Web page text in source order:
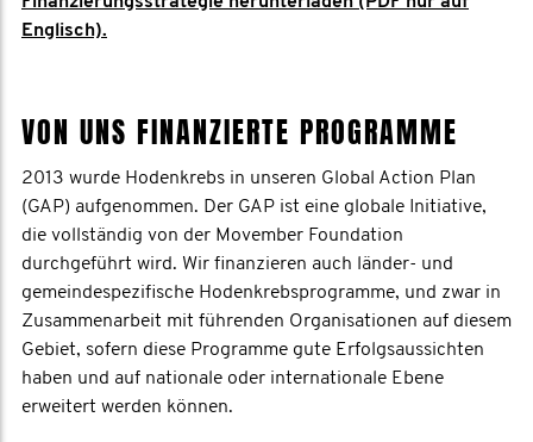
Englisch).
VON UNS FINANZIERTE PROGRAMME
2013 wurde Hodenkrebs in unseren Global Action Plan
(GAP) aufgenommen. Der GAP ist eine globale Initiative,
die vollständig von der Movember Foundation
durchgeführt wird. Wir finanzieren auch länder- und
gemeindespezifische Hodenkrebsprogramme, und zwar in
Zusammenarbeit mit führenden Organisationen auf diesem
Gebiet, sofern diese Programme gute Erfolgsaussichten
haben und auf nationale oder internationale Ebene
erweitert werden können.